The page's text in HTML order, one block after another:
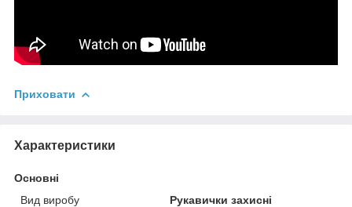
Приховати
Характеристики
Основні
Вид виробу
Рукавички захисні